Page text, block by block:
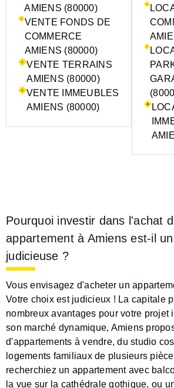
AMIENS (80000)
VENTE FONDS DE
COMMERCE
AMIENS (80000)
VENTE TERRAINS
AMIENS (80000)
VENTE IMMEUBLES
AMIENS (80000)
Pourquoi investir dans l'achat
appartement à Amiens est-il
judicieuse ?
Vous envisagez d'acheter un
Votre choix est judicieux ! La capitale
nombreux avantages pour votre projet
son marché dynamique, Amiens
d'appartements à vendre, du studio
logements familiaux de plusieurs
recherchiez un appartement avec
la vue sur la cathédrale gothique, ou